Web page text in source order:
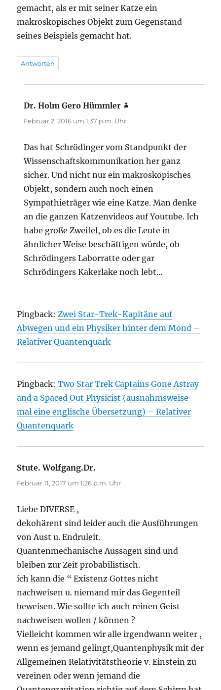
gemacht, als er mit seiner Katze ein
makroskopisches Objekt zum Gegenstand
seines Beispiels gemacht hat.
Antworten
Dr. Holm Gero Hümmler
Februar 2, 2016 um 1:37 p.m. Uhr
Das hat Schrödinger vom Standpunkt der
Wissenschaftskommunikation her ganz
sicher. Und nicht nur ein makroskopisches
Objekt, sondern auch noch einen
Sympathieträger wie eine Katze. Man denke
an die ganzen Katzenvideos auf Youtube. Ich
habe große Zweifel, ob es die Leute in
ähnlicher Weise beschäftigen würde, ob
Schrödingers Laborratte oder gar
Schrödingers Kakerlake noch lebt…
Pingback:Zwei Star-Trek-Kapitäne auf
Abwegen und ein Physiker hinter dem Mond –
Relativer Quantenquark
Pingback:Two Star Trek Captains Gone Astray
and a Spaced Out Physicist (ausnahmsweise
mal eine englische Übersetzung) – Relativer
Quantenquark
Stute. Wolfgang.Dr.
Februar 11, 2017 um 1:26 p.m. Uhr
Liebe DIVERSE ,
dekohärent sind leider auch die Ausführungen
von Aust u. Endruleit.
Quantenmechanische Aussagen sind und
bleiben zur Zeit probabilistisch.
ich kann die “ Existenz Gottes nicht
nachweisen u. niemand mir das Gegenteil
beweisen. Wie sollte ich auch reinen Geist
nachweisen wollen / können ?
Vielleicht kommen wir alle irgendwann weiter ,
wenn es jemand gelingt,Quantenphysik mit der
Allgemeinen Relativitätstheorie v. Einstein zu
vereinen oder wenn jemand die